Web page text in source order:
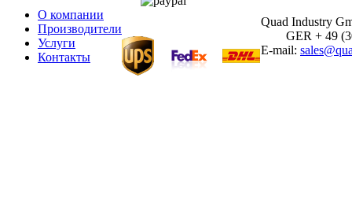
О компании
Производители
Услуги
Контакты
Quad Industry
GER + 49
E-mail: